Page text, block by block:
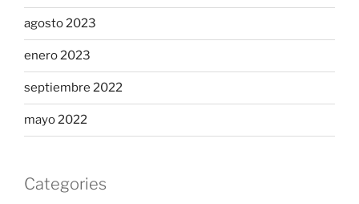
agosto 2023
enero 2023
septiembre 2022
mayo 2022
Categories